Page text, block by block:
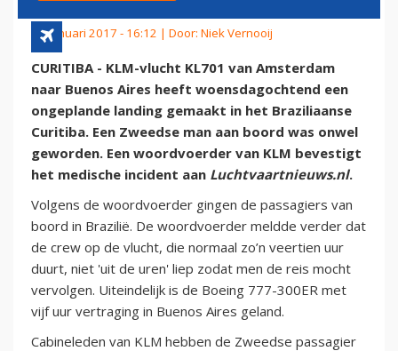
18 januari 2017 - 16:12 | Door: Niek Vernooij
CURITIBA - KLM-vlucht KL701 van Amsterdam
naar Buenos Aires heeft woensdagochtend een
ongeplande landing gemaakt in het Braziliaanse
Curitiba. Een Zweedse man aan boord was onwel
geworden. Een woordvoerder van KLM bevestigt
het medische incident aan Luchtvaartnieuws.nl.
Volgens de woordvoerder gingen de passagiers van
boord in Brazilië. De woordvoerder meldde verder dat
de crew op de vlucht, die normaal zo’n veertien uur
duurt, niet 'uit de uren' liep zodat men de reis mocht
vervolgen. Uiteindelijk is de Boeing 777-300ER met
vijf uur vertraging in Buenos Aires geland.
Cabineleden van KLM hebben de Zweedse passagier